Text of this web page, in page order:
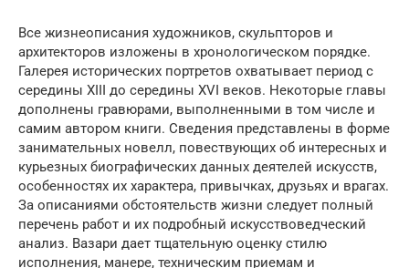
Все жизнеописания художников, скульпторов и
архитекторов изложены в хронологическом порядке.
Галерея исторических портретов охватывает период с
середины XIII до середины XVI веков. Некоторые главы
дополнены гравюрами, выполненными в том числе и
самим автором книги. Сведения представлены в форме
занимательных новелл, повествующих об интересных и
курьезных биографических данных деятелей искусств,
особенностях их характера, привычках, друзьях и врагах.
За описаниями обстоятельств жизни следует полный
перечень работ и их подробный искусствоведческий
анализ. Вазари дает тщательную оценку стилю
исполнения, манере, техническим приемам и